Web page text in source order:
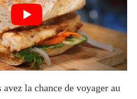
la chance de voyager au